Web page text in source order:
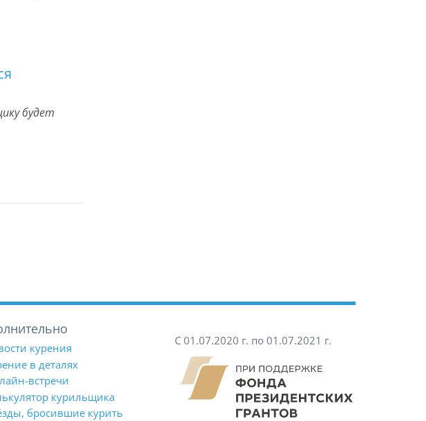
будет
курения
в деталях
встречи
курильщика
бросившие курить
С 01.07.2020 г. по 01.07.2021 г.